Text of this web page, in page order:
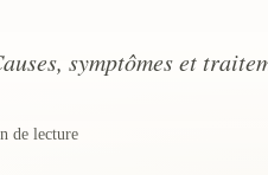
symptômes et
de lecture